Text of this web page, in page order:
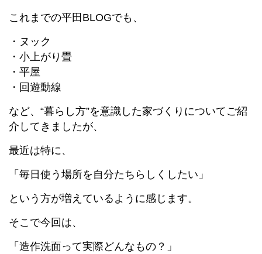
これまでの平田BLOGでも、
・ヌック
・小上がり畳
・平屋
・回遊動線
など、“暮らし方”を意識した家づくりについてご紹
介してきましたが、
最近は特に、
「毎日使う場所を自分たちらしくしたい」
という方が増えているように感じます。
そこで今回は、
「造作洗面って実際どんなもの？」